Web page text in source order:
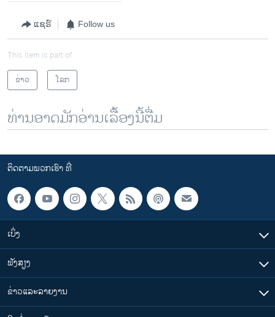
ແຊຣ໌ Follow us
This item is part of
ຂ່າວ
ໂລກ
ທ່ານອາດມັກອ່ານເລື້ອງນີ້ຕື່ມ
ຕິດຕາມພວກເຮົາ ທີ່
ເບິ່ງ
ຟັງສຽງ
ຂ່າວແລະລາຍງານ